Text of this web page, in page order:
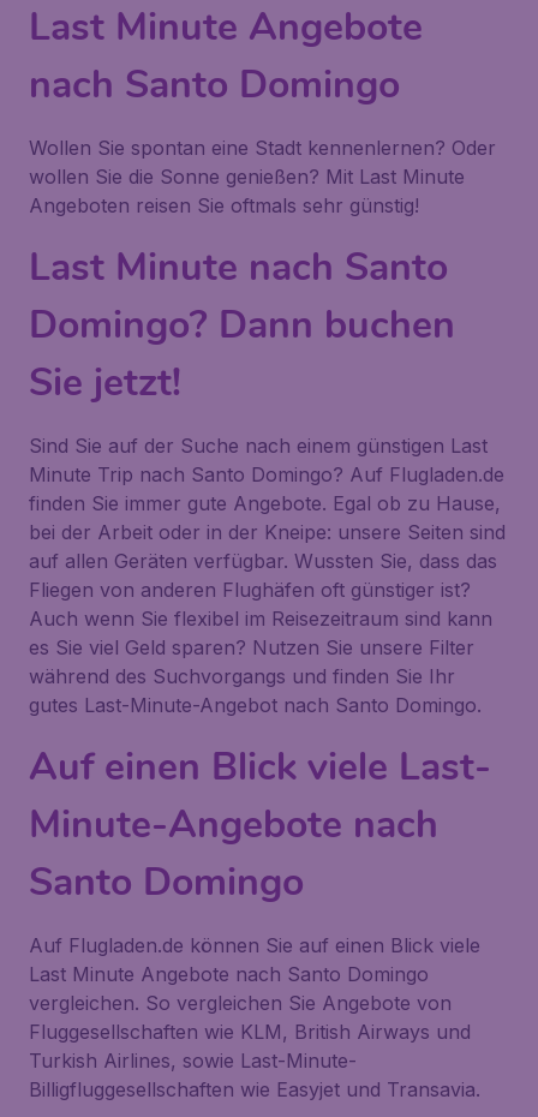
Last Minute Angebote
nach Santo Domingo
Wollen Sie spontan eine Stadt kennenlernen? Oder
wollen Sie die Sonne genießen? Mit Last Minute
Angeboten reisen Sie oftmals sehr günstig!
Last Minute nach Santo
Domingo? Dann buchen
Sie jetzt!
Sind Sie auf der Suche nach einem günstigen Last
Minute Trip nach Santo Domingo? Auf Flugladen.de
finden Sie immer gute Angebote. Egal ob zu Hause,
bei der Arbeit oder in der Kneipe: unsere Seiten sind
auf allen Geräten verfügbar. Wussten Sie, dass das
Fliegen von anderen Flughäfen oft günstiger ist?
Auch wenn Sie flexibel im Reisezeitraum sind kann
es Sie viel Geld sparen? Nutzen Sie unsere Filter
während des Suchvorgangs und finden Sie Ihr
gutes Last-Minute-Angebot nach Santo Domingo.
Auf einen Blick viele Last-
Minute-Angebote nach
Santo Domingo
Auf Flugladen.de können Sie auf einen Blick viele
Last Minute Angebote nach Santo Domingo
vergleichen. So vergleichen Sie Angebote von
Fluggesellschaften wie KLM, British Airways und
Turkish Airlines, sowie Last-Minute-
Billigfluggesellschaften wie Easyjet und Transavia.